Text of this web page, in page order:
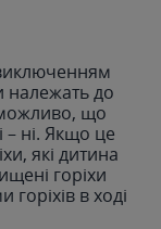
належать до
можливо, що
– ні. Якщо це
які дитина
горіхи
в ході